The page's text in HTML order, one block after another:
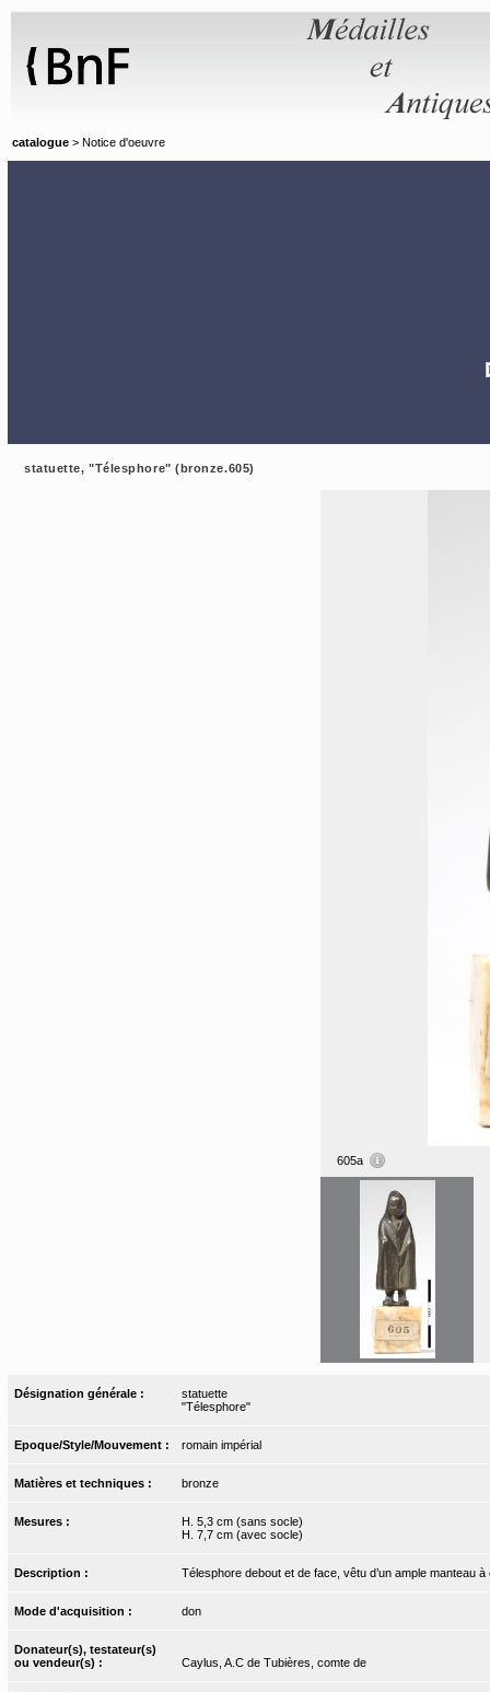
catalogue > Notice d'oeuvre
statuette, "Télesphore" (bronze.605)
605a
Désignation générale :
statuette
"Télesphore"
Epoque/Style/Mouvement : romain impérial
Matières et techniques : bronze
Mesures :
H. 5,3 cm (sans socle)
H. 7,7 cm (avec socle)
Description : Télesphore debout et de face, vêtu d’un ample manteau
Mode d'acquisition : don
Donateur(s), testateur(s)
ou vendeur(s) :
Caylus, A.C de Tubières, comte de